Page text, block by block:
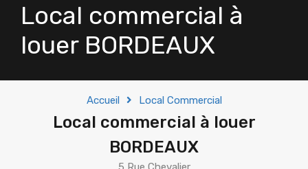
Local commercial à
louer BORDEAUX
Accueil Local Commercial
Local commercial à louer
BORDEAUX